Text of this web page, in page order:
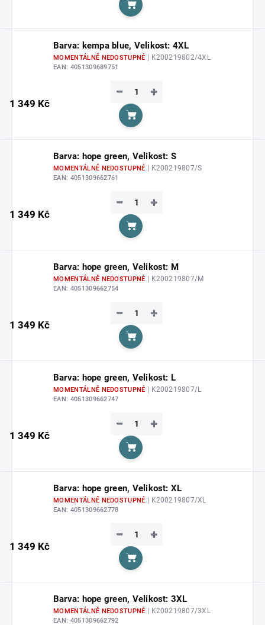
Do košíku
Barva: kempa blue, Velikost: 4XL
MOMENTÁLNĚ NEDOSTUPNÉ | K200219802/4XL
EAN: 4051309689751
1 349 Kč
+
−
Do košíku
Barva: hope green, Velikost: S
MOMENTÁLNĚ NEDOSTUPNÉ | K200219807/S
EAN: 4051309662761
1 349 Kč
+
−
Do košíku
Barva: hope green, Velikost: M
MOMENTÁLNĚ NEDOSTUPNÉ | K200219807/M
EAN: 4051309662754
1 349 Kč
+
−
Do košíku
Barva: hope green, Velikost: L
MOMENTÁLNĚ NEDOSTUPNÉ | K200219807/L
EAN: 4051309662747
1 349 Kč
+
−
Do košíku
Barva: hope green, Velikost: XL
MOMENTÁLNĚ NEDOSTUPNÉ | K200219807/XL
EAN: 4051309662778
1 349 Kč
+
−
Do košíku
Barva: hope green, Velikost: 3XL
MOMENTÁLNĚ NEDOSTUPNÉ | K200219807/3XL
EAN: 4051309662792